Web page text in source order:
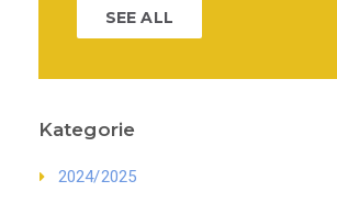
SEE ALL
Kategorie
2024/2025